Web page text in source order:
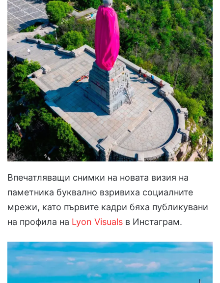
Впечатляващи снимки на новата визия на
паметника буквално взривиха социалните
мрежи, като първите кадри бяха публикувани
на профила на Lyon Visuals в Инстаграм.